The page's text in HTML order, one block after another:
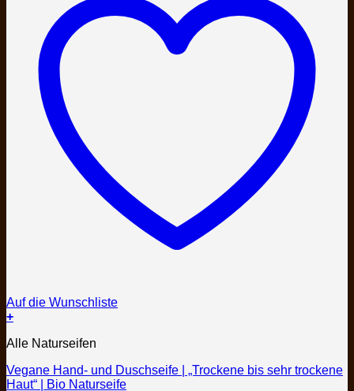
Auf die Wunschliste
+
Produkt
mehrere
Varianten
Alle Naturseifen
Vegane Hand- und Duschseife | „Trockene bis sehr trockene
Haut“ | Bio Naturseife